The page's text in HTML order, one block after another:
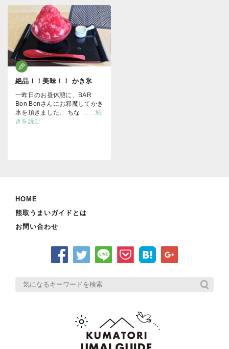
絶品！！美味！！ かき氷
一昨日のお昼休憩に、BAR
Bon Bonさんにお邪魔してかき
氷を頂きました。 ちな ……続
きを読む
HOME
熊取うまいガイドとは
お問い合わせ